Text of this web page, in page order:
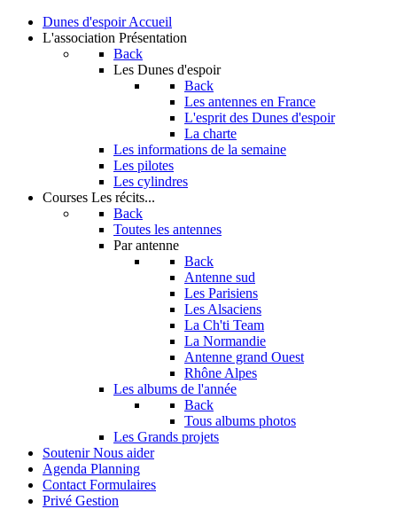
Dunes d'espoir Accueil
L'association Présentation
Back
Les Dunes d'espoir
Back
Les antennes en France
L'esprit des Dunes d'espoir
La charte
Les informations de la semaine
Les pilotes
Les cylindres
Courses Les récits...
Back
Toutes les antennes
Par antenne
Back
Antenne sud
Les Parisiens
Les Alsaciens
La Ch'ti Team
La Normandie
Antenne grand Ouest
Rhône Alpes
Les albums de l'année
Back
Tous albums photos
Les Grands projets
Soutenir Nous aider
Agenda Planning
Contact Formulaires
Privé Gestion